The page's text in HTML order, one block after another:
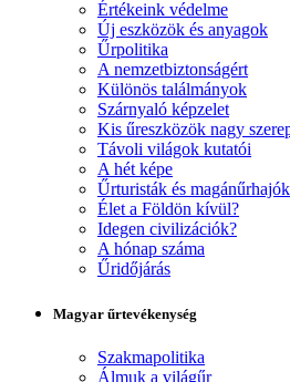
Értékeink védelme
Új eszközök és anyagok
Űrpolitika
A nemzetbiztonságért
Különös találmányok
Szárnyaló képzelet
Kis űreszközök nagy
Távoli világok kutatói
A hét képe
Űrturisták és magánűrhajók
Élet a Földön kívül?
Idegen civilizációk?
A hónap száma
Űridőjárás
Magyar űrtevékenység
Szakmapolitika
Álmuk a világűr